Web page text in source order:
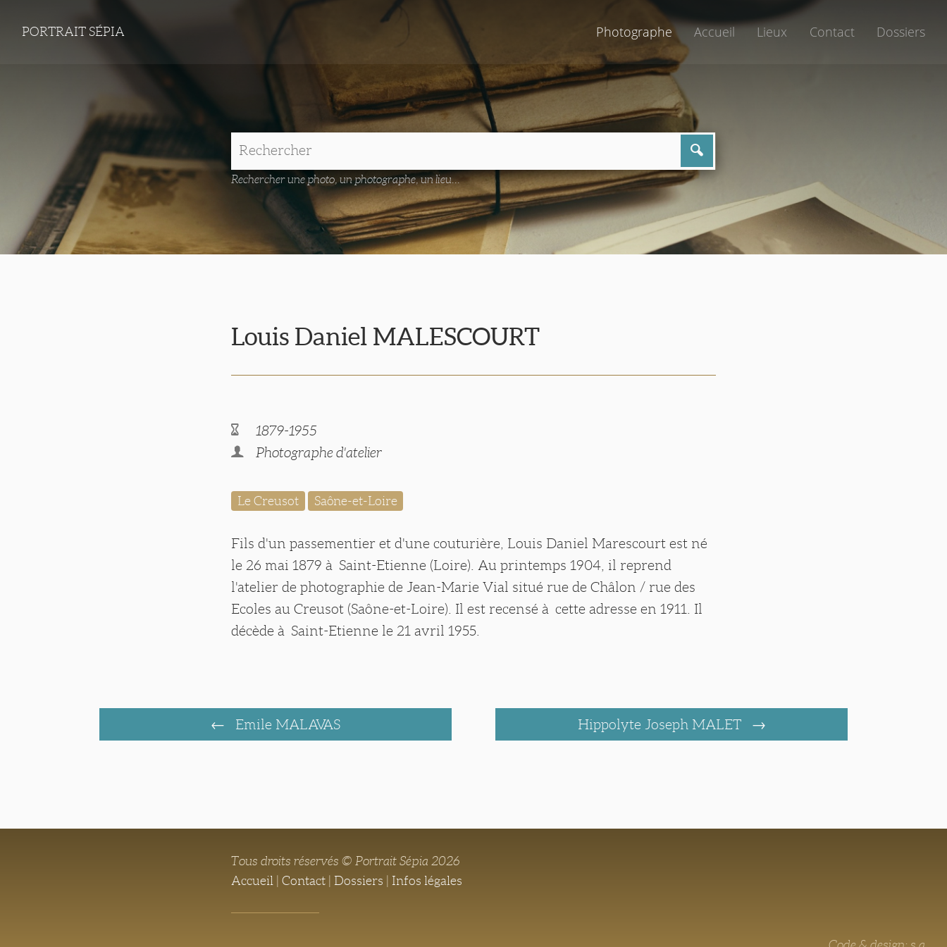
PORTRAIT SÉPIA Photographe Accueil Lieux Contact Dossiers
Rechercher une photo, un photographe, un lieu...
Louis Daniel MALESCOURT
1879-1955
Photographe d'atelier
Le Creusot Saône-et-Loire
Fils d'un passementier et d'une couturière, Louis Daniel Marescourt est né
le 26 mai 1879 à Saint-Etienne (Loire). Au printemps 1904, il reprend
l'atelier de photographie de Jean-Marie Vial situé rue de Châlon / rue des
Ecoles au Creusot (Saône-et-Loire). Il est recensé à cette adresse en 1911. Il
décède à Saint-Etienne le 21 avril 1955.
Emile MALAVAS Hippolyte Joseph MALET
Tous droits réservés © Portrait Sépia 2026
Accueil
|Contact Dossiers Infos légales